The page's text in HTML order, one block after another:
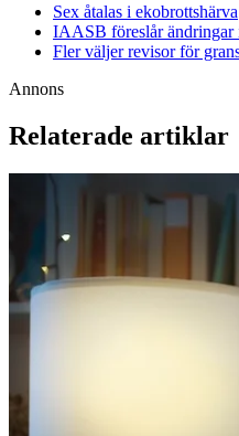
Sex åtalas i ekobrottshärva
IAASB föreslår ändringar
Fler väljer revisor för
Annons
Relaterade artiklar